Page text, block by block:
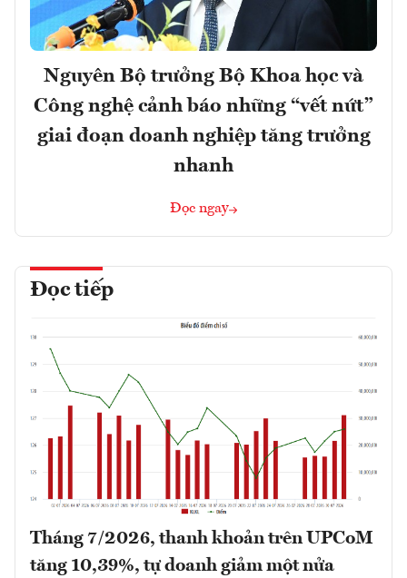
Nguyên Bộ trưởng Bộ Khoa học và
Công nghệ cảnh báo những “vết nứt”
giai đoạn doanh nghiệp tăng trưởng
nhanh
Đọc ngay
Đọc tiếp
Tháng 7/2026, thanh khoản trên UPCoM
tăng 10,39%, tự doanh giảm một nửa